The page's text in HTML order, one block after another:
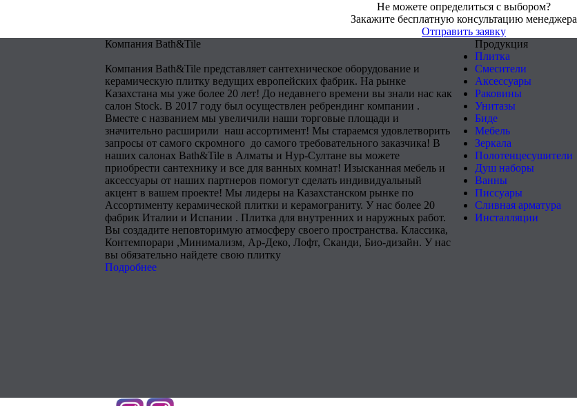
Не можете определиться с выбором?
Закажите бесплатную консультацию менеджера
Отправить заявку
Компания Bath&Tile
Компания Bath&Tile представляет сантехническое оборудование и
керамическую плитку ведущих европейских фабрик. На рынке
Казахстана мы уже более 20 лет! До недавнего времени вы знали нас как
салон Stock. В 2017 году был осуществлен ребрендинг компании .
Вместе с названием мы увеличили наши торговые площади и
значительно расширили наш ассортимент! Мы стараемся удовлетворить
запросы от самого скромного до самого требовательного заказчика! В
наших салонах Bath&Tile в Алматы и Нур-Султане вы можете
приобрести сантехнику и все для ванных комнат! Изысканная мебель и
аксессуары от наших партнеров помогут сделать индивидуальный
акцент в вашем проекте! Мы лидеры на Казахстанском рынке по
Ассортименту керамической плитки и керамограниту. У нас более 20
фабрик Италии и Испании . Плитка для внутренних и наружных работ.
Вы создадите неповторимую атмосферу своего пространства. Классика,
Контемпорари ,Минимализм, Ар-Деко, Лофт, Сканди, Био-дизайн. У нас
вы обязательно найдете свою плитку
Подробнее
Продукция
Плитка
Смесители
Аксессуары
Раковины
Унитазы
Биде
Мебель
Зеркала
Полотенцесушители
Душ наборы
Ванны
Писсуары
Сливная арматура
Инсталляции